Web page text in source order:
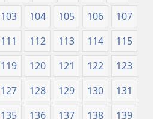
103 104 105 106
107
111 112 113 114
115
119 120 121 122
123
127 128 129 130
131
135 136 137 138
139